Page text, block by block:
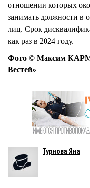
отношении которых
занимать должности в
лиц. Срок
как раз в 2024 году.
Фото © Максим
Вестей»
Турнова Яна